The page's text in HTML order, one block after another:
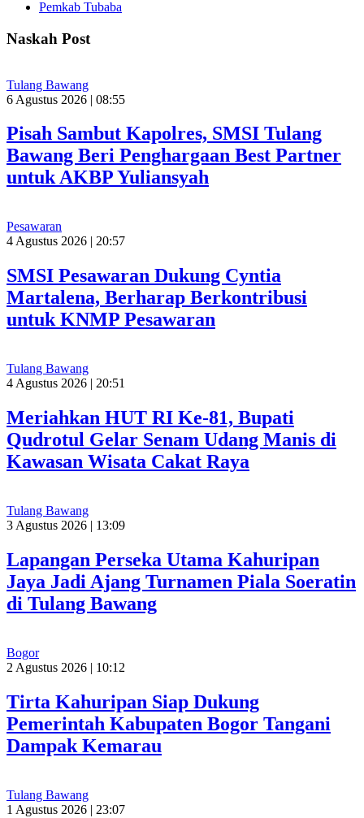
Pemkab Tubaba
Naskah Post
Tulang Bawang
6 Agustus 2026 | 08:55
Pisah Sambut Kapolres, SMSI Tulang
Bawang Beri Penghargaan Best Partner
untuk AKBP Yuliansyah
Pesawaran
4 Agustus 2026 | 20:57
SMSI Pesawaran Dukung Cyntia
Martalena, Berharap Berkontribusi
untuk KNMP Pesawaran
Tulang Bawang
4 Agustus 2026 | 20:51
Meriahkan HUT RI Ke-81, Bupati
Qudrotul Gelar Senam Udang Manis di
Kawasan Wisata Cakat Raya
Tulang Bawang
3 Agustus 2026 | 13:09
Lapangan Perseka Utama Kahuripan
Jaya Jadi Ajang Turnamen Piala Soeratin
di Tulang Bawang
Bogor
2 Agustus 2026 | 10:12
Tirta Kahuripan Siap Dukung
Pemerintah Kabupaten Bogor Tangani
Dampak Kemarau
Tulang Bawang
1 Agustus 2026 | 23:07